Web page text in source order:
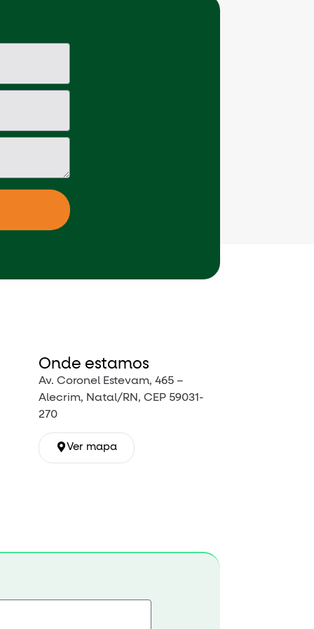
Onde estamos
Av. Coronel Estevam, 465 –
Alecrim, Natal/RN, CEP 59031-
270
Ver mapa